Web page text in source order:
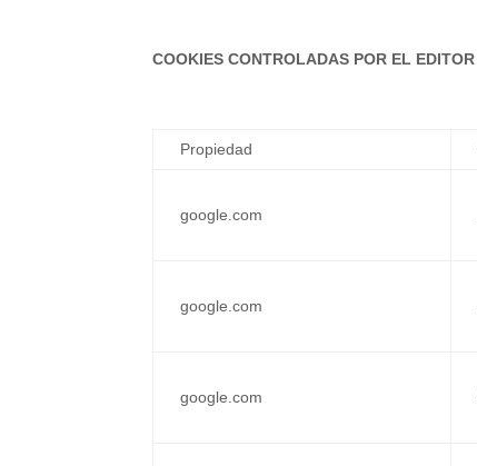
COOKIES CONTROLADAS POR EL EDITOR
Propiedad
google.com
google.com
google.com